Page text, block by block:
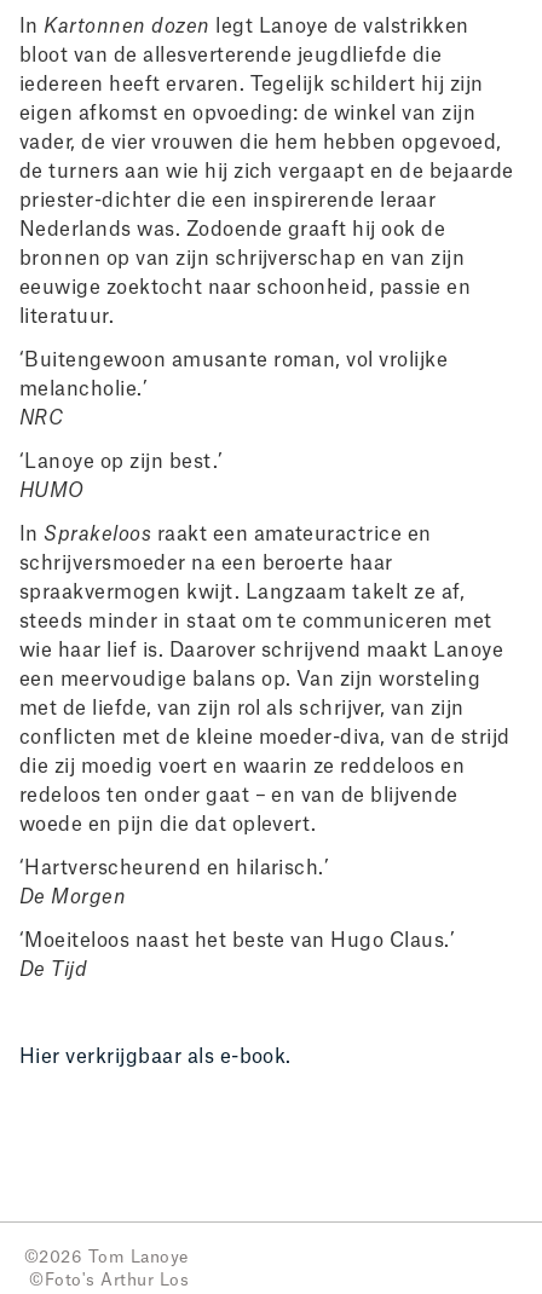
In Kartonnen dozen
legt Lanoye de valstrikken
bloot van de allesverterende jeugdliefde die
iedereen heeft ervaren. Tegelijk schildert hij zijn
eigen afkomst en opvoeding: de winkel van zijn
vader, de vier vrouwen die hem hebben opgevoed,
de turners aan wie hij zich vergaapt en de bejaarde
priester-dichter die een inspirerende leraar
Nederlands was. Zodoende graaft hij ook de
bronnen op van zijn schrijverschap en van zijn
eeuwige zoektocht naar schoonheid, passie en
literatuur.
‘Buitengewoon amusante roman, vol vrolijke
melancholie.’
NRC
‘Lanoye op zijn best.’
HUMO
In Sprakeloos raakt een amateuractrice en
schrijversmoeder na een beroerte haar
spraakvermogen kwijt. Langzaam takelt ze af,
steeds minder in staat om te communiceren met
wie haar lief is. Daarover schrijvend maakt Lanoye
een meervoudige balans op. Van zijn worsteling
met de liefde, van zijn rol als schrijver, van zijn
conflicten met de kleine moeder-diva, van de strijd
die zij moedig voert en waarin ze reddeloos en
redeloos ten onder gaat – en van de blijvende
woede en pijn die dat oplevert.
‘Hartverscheurend en hilarisch.’
De Morgen
‘Moeiteloos naast het beste van Hugo Claus.’
De Tijd
Hier verkrijgbaar als e-book.
©2026 Tom Lanoye
©Foto'sArthur Los